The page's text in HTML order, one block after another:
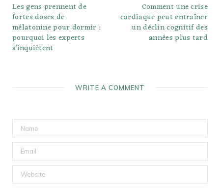
Les gens prennent de
fortes doses de
mélatonine pour dormir :
pourquoi les experts
s’inquiètent
Comment une crise
cardiaque peut entraîner
un déclin cognitif des
années plus tard
WRITE A COMMENT